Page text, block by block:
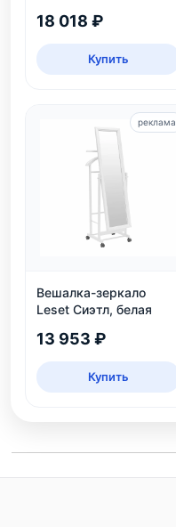
18 018 ₽
Купить
Вешалка-зеркало
Leset Сиэтл, белая
13 953 ₽
Купить
реклама